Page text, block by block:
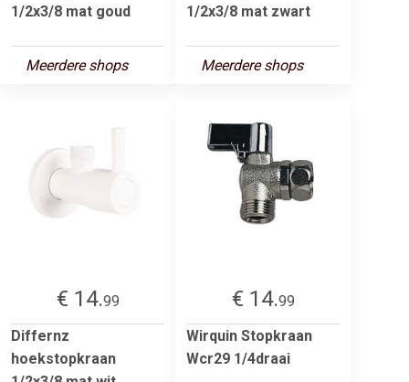
1/2x3/8 mat goud
Meerdere shops
1/2x3/8 mat zwart
Meerdere shops
€ 14.99
Differnz
hoekstopkraan
€ 14.99
Wirquin Stopkraan
Wcr29 1/4draai